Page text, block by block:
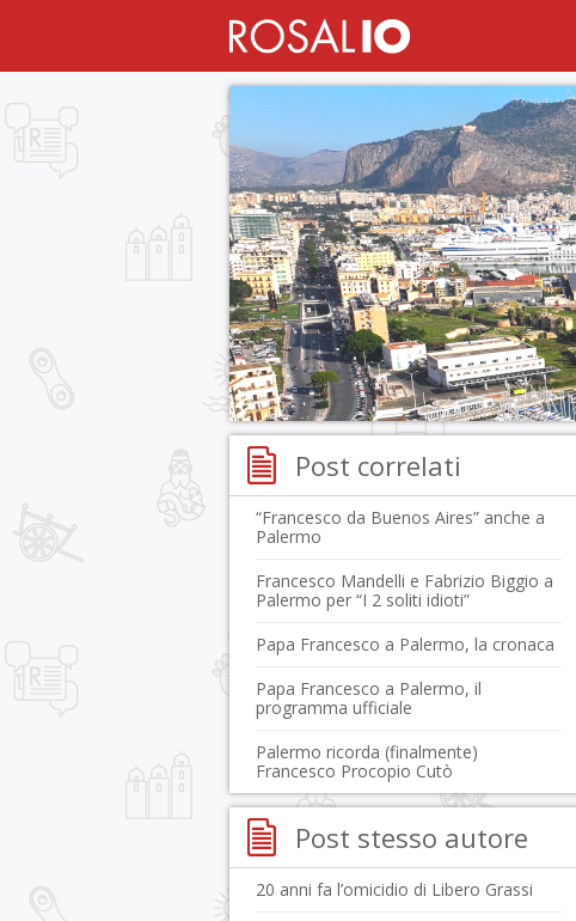
Post correlati
“Francesco da Buenos Aires” anche a
Palermo
Francesco Mandelli e Fabrizio Biggio a
Palermo per “I 2 soliti idioti”
Papa Francesco a Palermo, la cronaca
Papa Francesco a Palermo, il
programma ufficiale
Palermo ricorda (finalmente)
Francesco Procopio Cutò
Post stesso autore
20 anni fa l’omicidio di Libero Grassi